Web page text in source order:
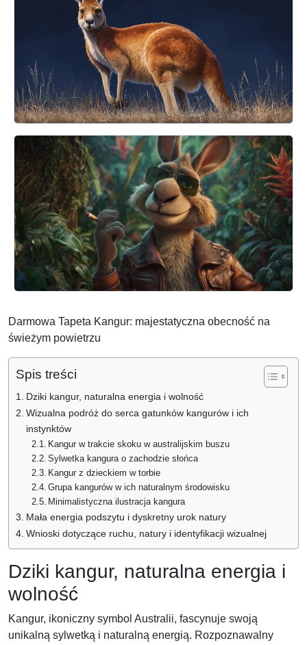
Darmowa Tapeta Kangur: majestatyczna obecność na
świeżym powietrzu
Spis treści
Dziki kangur, naturalna energia i wolność
Wizualna podróż do serca gatunków kangurów i ich
instynktów
Kangur w trakcie skoku w australijskim buszu
Sylwetka kangura o zachodzie słońca
Kangur z dzieckiem w torbie
Grupa kangurów w ich naturalnym środowisku
Minimalistyczna ilustracja kangura
Mała energia podszytu i dyskretny urok natury
Wnioski dotyczące ruchu, natury i identyfikacji wizualnej
Dziki kangur, naturalna energia i
wolność
Kangur, ikoniczny symbol Australii, fascynuje swoją
unikalną sylwetką i naturalną energią. Rozpoznawalny